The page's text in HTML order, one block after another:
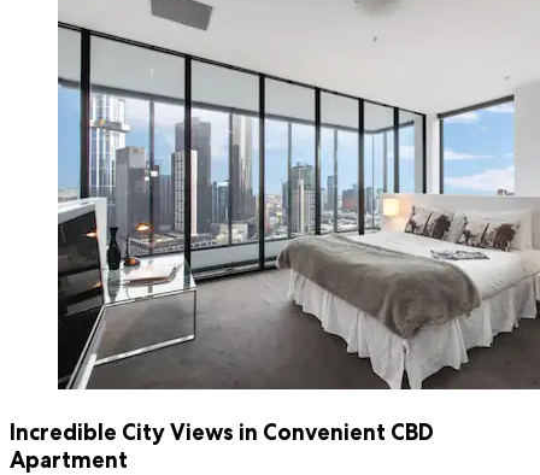
Incredible City Views in Convenient CBD
Apartment